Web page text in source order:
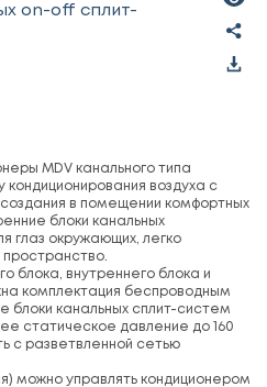
on-off сплит-
MDV канального типа
воздуха с
в помещении комфортных
блоки канальных
глаз окружающих, легко
блока, внутреннего блока и
комплектация беспроводным
блоки канальных сплит-систем
статическое давление до 160
с разветвленной сетью
можно управлять кондиционером